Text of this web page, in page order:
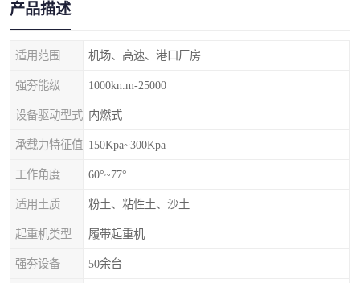
产品描述
适用范围 机场、高速、港口厂房
强夯能级 1000kn.m-25000
设备驱动型式 内燃式
承载力特征值 150Kpa~300Kpa
工作角度 60°~77°
适用土质 粉土、粘性土、沙土
起重机类型 履带起重机
强夯设备 50余台